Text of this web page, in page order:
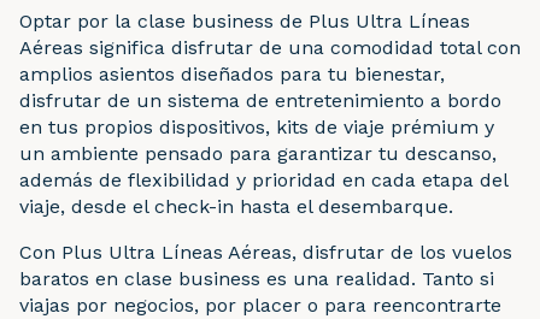
Optar por la clase business de Plus Ultra Líneas
Aéreas significa disfrutar de una comodidad total con
amplios asientos diseñados para tu bienestar,
disfrutar de un sistema de entretenimiento a bordo
en tus propios dispositivos, kits de viaje prémium y
un ambiente pensado para garantizar tu descanso,
además de flexibilidad y prioridad en cada etapa del
viaje, desde el check-in hasta el desembarque.
Con Plus Ultra Líneas Aéreas, disfrutar de los vuelos
baratos en clase business es una realidad. Tanto si
viajas por negocios, por placer o para reencontrarte